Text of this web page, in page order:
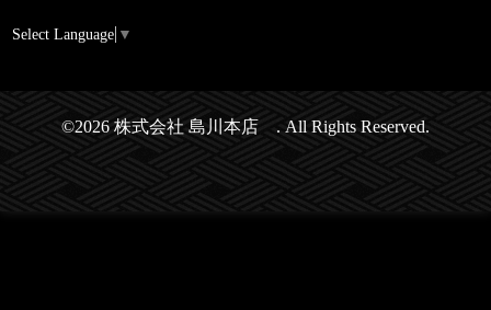
Select Language ▼
©2026 株式会社 島川本店 . All Rights Reserved.